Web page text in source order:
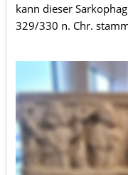
kann dieser
329/330 n. Chr.
Die linke Hälfte des
der drei Jünglinge im
um eine in der
dem Buch Daniel:
Götzenbild errichten
anzubeten. Die drei
werden zur Strafe in